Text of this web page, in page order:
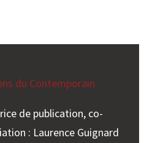
du Contemporain
de publication, co-
: Laurence Guignard